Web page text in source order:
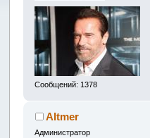
Сообщений: 1378
Altmer
Администратор